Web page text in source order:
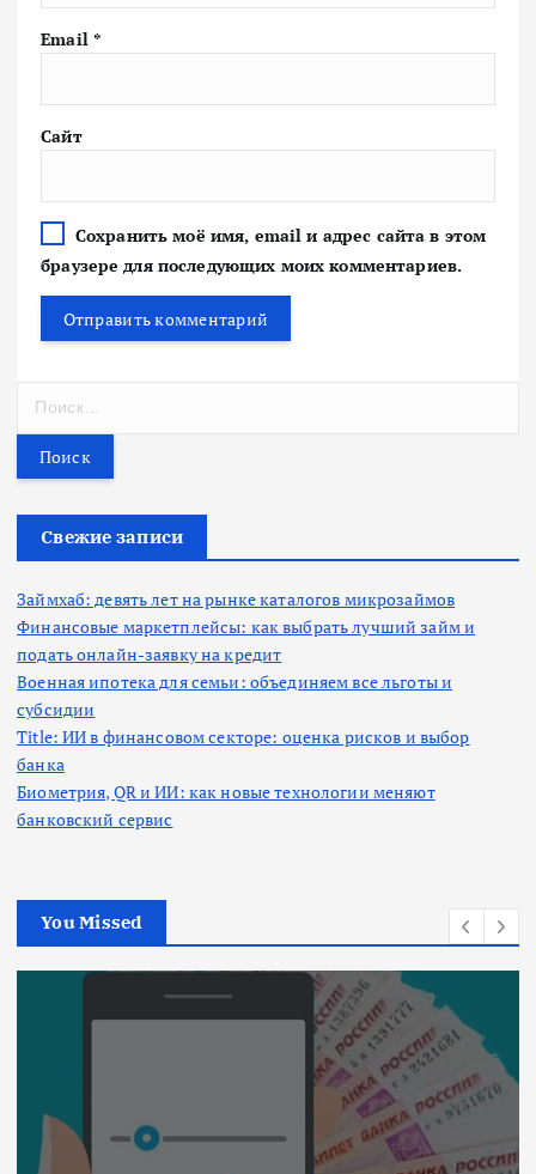
Email *
Сайт
Сохранить моё имя, email и адрес сайта в этом
браузере для последующих моих комментариев.
т
Свежие записи
Займхаб: девять лет на рынке каталогов микрозаймов
Финансовые маркетплейсы: как выбрать лучший займ и
подать онлайн-заявку на кредит
Военная ипотека для семьи: объединяем все льготы и
субсидии
Title: ИИ в финансовом секторе: оценка рисков и выбор
банка
Биометрия, QR и ИИ: как новые технологии меняют
банковский сервис
You Missed